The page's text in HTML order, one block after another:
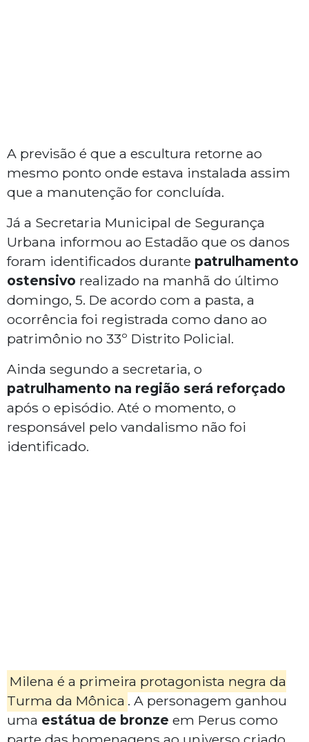
A previsão é que a escultura retorne ao
mesmo ponto onde estava instalada assim
que a manutenção for concluída.
Já a Secretaria Municipal de Segurança
Urbana informou ao Estadão que os danos
foram identificados durante patrulhamento
ostensivo realizado na manhã do último
domingo, 5. De acordo com a pasta, a
ocorrência foi registrada como dano ao
patrimônio no 33º Distrito Policial.
Ainda segundo a secretaria, o
patrulhamento na região será reforçado
após o episódio. Até o momento, o
responsável pelo vandalismo não foi
identificado.
Milena é a primeira protagonista negra da
Turma da Mônica . A personagem ganhou
uma estátua de bronze em Perus como